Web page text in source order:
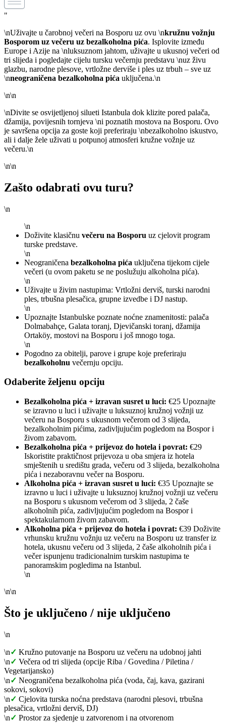
"
\nUživajte u čarobnoj večeri na Bosporu uz ovu \nkružnu vožnju
Bosporom uz večeru uz bezalkoholna pića. Isplovite između
Europe i Azije na \nluksuznom jahtom, uživajte u ukusnoj večeri od
tri slijeda i pogledajte cijelu tursku večernju predstavu \nuz živu
glazbu, narodne plesove, vrtložne derviše i ples uz trbuh – sve uz
\nneograničena bezalkoholna pića uključena.\n
\n\n
\nDivite se osvijetljenoj silueti Istanbula dok klizite pored palača,
džamija, povijesnih tornjeva \ni poznatih mostova na Bosporu. Ovo
je savršena opcija za goste koji preferiraju \nbezalkoholno iskustvo,
ali i dalje žele uživati u potpunoj atmosferi kružne vožnje uz
večeru.\n
\n\n
Zašto odabrati ovu turu?
\n
\n
Doživite klasičnu večeru na Bosporu uz cjelovit program
turske predstave.
\n
Neograničena bezalkoholna pića uključena tijekom cijele
večeri (u ovom paketu se ne poslužuju alkoholna pića).
\n
Uživajte u živim nastupima: Vrtložni derviš, turski narodni
ples, trbušna plesačica, grupne izvedbe i DJ nastup.
\n
Upoznajte Istanbulske poznate noćne znamenitosti: palača
Dolmabahçe, Galata toranj, Djevičanski toranj, džamija
Ortaköy, mostovi na Bosporu i još mnogo toga.
\n
Pogodno za obitelji, parove i grupe koje preferiraju
bezalkoholnu večernju opciju.
Odaberite željenu opciju
Bezalkoholna pića + izravan susret u luci: €25 Upoznajte
se izravno u luci i uživajte u luksuznoj kružnoj vožnji uz
večeru na Bosporu s ukusnom večerom od 3 slijeda,
bezalkoholnim pićima, zadivljujućim pogledom na Bospor i
živom zabavom.
Bezalkoholna pića + prijevoz do hotela i povrat: €29
Iskoristite praktičnost prijevoza u oba smjera iz hotela
smještenih u središtu grada, večeru od 3 slijeda, bezalkoholna
pića i nezaboravnu večer na Bosporu.
Alkoholna pića + izravan susret u luci: €35 Upoznajte se
izravno u luci i uživajte u luksuznoj kružnoj vožnji uz večeru
na Bosporu s ukusnom večerom od 3 slijeda, 2 čaše
alkoholnih pića, zadivljujućim pogledom na Bospor i
spektakularnom živom zabavom.
Alkoholna pića + prijevoz do hotela i povrat: €39 Doživite
vrhunsku kružnu vožnju uz večeru na Bosporu uz transfer iz
hotela, ukusnu večeru od 3 slijeda, 2 čaše alkoholnih pića i
večer ispunjenu tradicionalnim turskim nastupima te
panoramskim pogledima na Istanbul.
\n
\n\n
Što je uključeno / nije uključeno
\n
\n✓ Kružno putovanje na Bosporu uz večeru na udobnoj jahti
\n✓ Večera od tri slijeda (opcije Riba / Govedina / Piletina /
Vegetarijansko)
\n✓ Neograničena bezalkoholna pića (voda, čaj, kava, gazirani
sokovi, sokovi)
\n✓ Cjelovita turska noćna predstava (narodni plesovi, trbušna
plesačica, vrtložni derviš, DJ)
\n✓ Prostor za sjedenje u zatvorenom i na otvorenom